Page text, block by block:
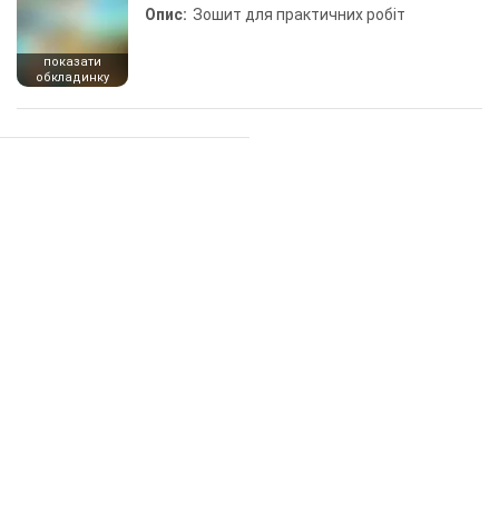
показати
обкладинку
Опис: Зошит для практичних робіт